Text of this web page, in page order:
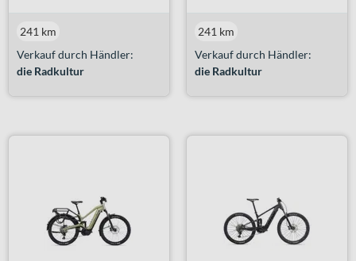
Verkauf durch Händler:
die Radkultur
241 km
Verkauf durch Händler:
die Radkultur
241 km